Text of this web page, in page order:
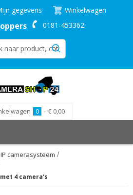
gegevens Winkelwagen
0181-453362
0 - € 0,00
IP camerasysteem
4 camera's